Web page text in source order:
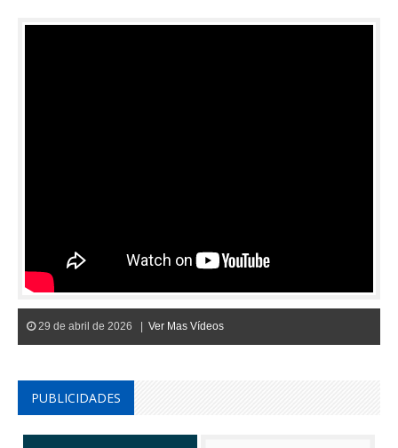
29 de abril de 2026 | Ver Mas Vídeos
PUBLICIDADES